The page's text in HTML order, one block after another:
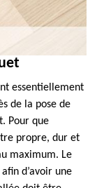
essentiellement
de la pose de
Pour que
propre, dur et
maximum. Le
d’avoir une